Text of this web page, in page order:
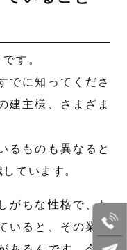
です。
でに知ってくださ
建主様、さまざま
るものも異なると
ています。
がちな性格で、た
いると、その業務